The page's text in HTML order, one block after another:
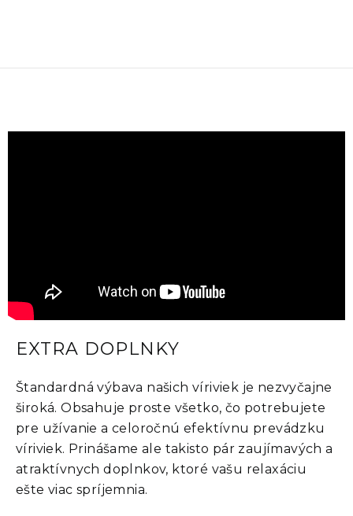
EXTRA DOPLNKY
Štandardná výbava našich víriviek je nezvyčajne
široká. Obsahuje proste všetko, čo potrebujete
pre užívanie a celoročnú efektívnu prevádzku
víriviek. Prinášame ale takisto pár zaujímavých a
atraktívnych doplnkov, ktoré vašu relaxáciu
ešte viac spríjemnia.